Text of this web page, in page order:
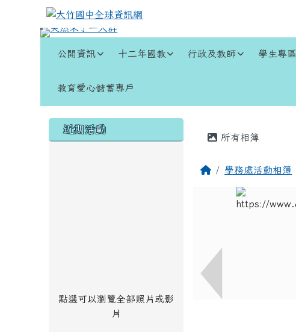
跳至主內容區
大竹國中全球資訊網
公開資訊 十二年國教 行政及教師 學生專區
教育愛心儲蓄專戶
左邊區域內容
近期活動
點選可以瀏覽全部照片或影
片
主內容區域
所有相簿
回首頁學務處活動相簿
頁尾區域